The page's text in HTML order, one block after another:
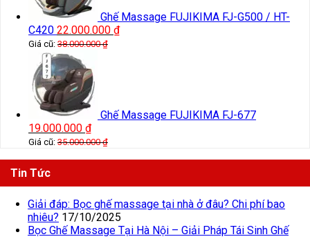
Ghế Massage FUJIKIMA FJ-G500 / HT-
C420 22.000.000 ₫
Giá cũ: 38.000.000₫
Ghế Massage FUJIKIMA FJ-677
19.000.000 ₫
Giá cũ: 35.000.000₫
Tin Tức
Giải đáp: Bọc ghế massage tại nhà ở đâu? Chi phí bao
nhiêu? 17/10/2025
Bọc Ghế Massage Tại Hà Nội – Giải Pháp Tái Sinh Ghế